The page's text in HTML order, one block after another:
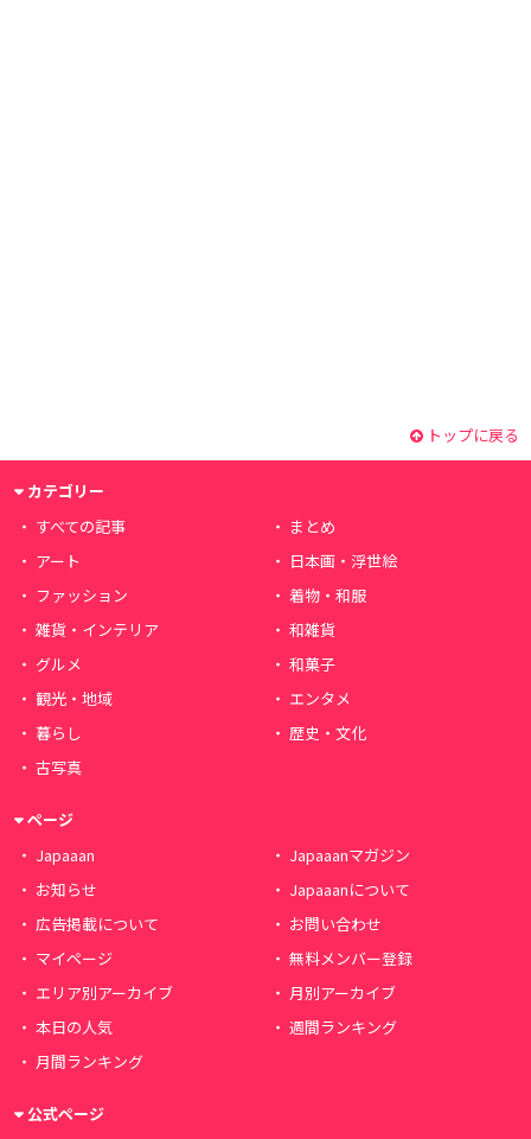
トップに戻る
カテゴリー
すべての記事
まとめ
アート
日本画・浮世絵
ファッション
着物・和服
雑貨・インテリア
和雑貨
グルメ
和菓子
観光・地域
エンタメ
暮らし
歴史・文化
古写真
ページ
Japaaan
Japaaanマガジン
お知らせ
Japaaanについて
広告掲載について
お問い合わせ
マイページ
無料メンバー登録
エリア別アーカイブ
月別アーカイブ
本日の人気
週間ランキング
月間ランキング
公式ページ